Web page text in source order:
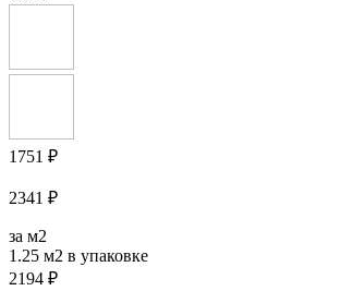
1751 ₽
2341 ₽
за м2
1.25 м2 в упаковке
2194 ₽